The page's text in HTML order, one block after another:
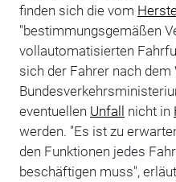
finden sich die vom
"bestimmungsgemäßen
vollautomatisierten
sich der Fahrer nach dem
eventuellen Unfall nicht in
werden. "Es ist zu
den Funktionen jedes
beschäftigen muss",